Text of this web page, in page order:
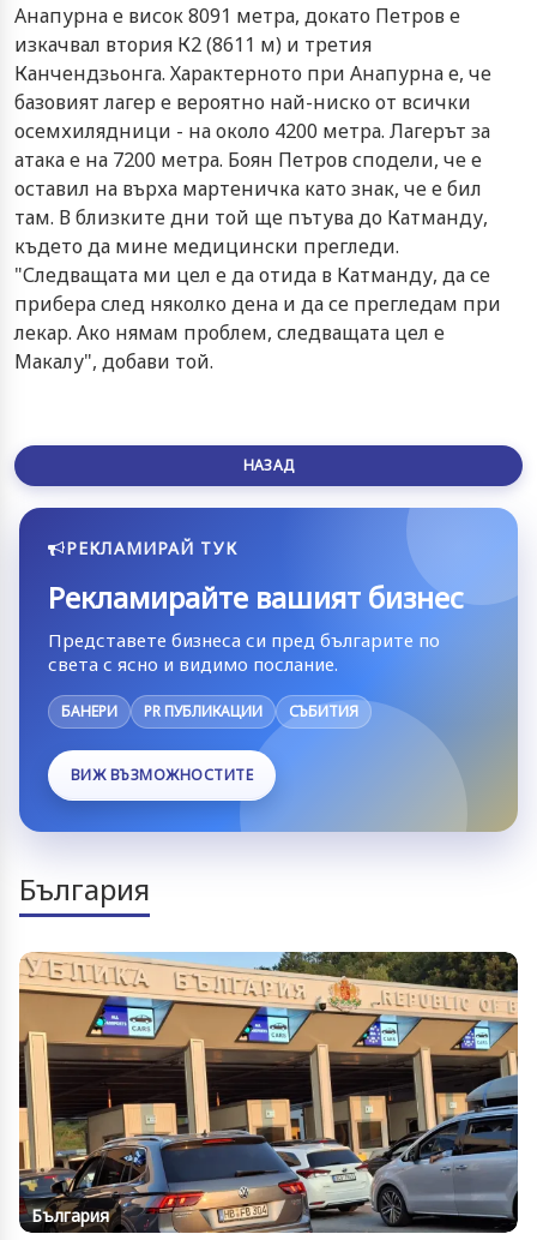
Анапурна е висок 8091 метра, докато Петров е
изкачвал втория К2 (8611 м) и третия
Канчендзьонга. Характерното при Анапурна е, че
базовият лагер е вероятно най-ниско от всички
осемхилядници - на около 4200 метра. Лагерът за
атака е на 7200 метра. Боян Петров сподели, че е
оставил на върха мартеничка като знак, че е бил
там. В близките дни той ще пътува до Катманду,
където да мине медицински прегледи.
"Следващата ми цел е да отида в Катманду, да се
прибера след няколко дена и да се прегледам при
лекар. Ако нямам проблем, следващата цел е
Макалу", добави той.
НАЗАД
РЕКЛАМИРАЙ ТУК
Рекламирайте вашият бизнес
Представете бизнеса си пред българите по
света с ясно и видимо послание.
БАНЕРИ PR ПУБЛИКАЦИИ СЪБИТИЯ
ВИЖ ВЪЗМОЖНОСТИТЕ
България
България